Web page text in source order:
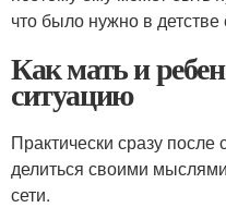
что было нужно в детстве
Как мать и
ситуацию
Практически сразу
делиться своими
сети.